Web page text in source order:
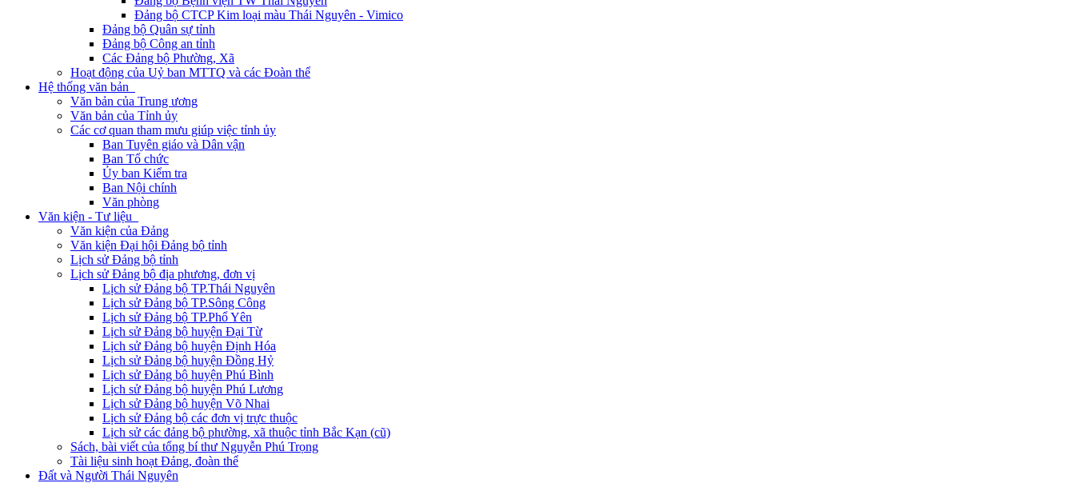
Đảng bộ CTCP Kim loại màu Thái Nguyên - Vimico
Đảng bộ Quân sự tỉnh
Đảng bộ Công an tỉnh
Các Đảng bộ Phường, Xã
Hoạt động của Uỷ ban MTTQ và các Đoàn thể
Hệ thống văn bản
Văn bản của Trung ương
Văn bản của Tỉnh ủy
Các cơ quan tham mưu giúp việc tỉnh ủy
Ban Tuyên giáo và Dân vận
Ban Tổ chức
Ủy ban Kiểm tra
Ban Nội chính
Văn phòng
Văn kiện - Tư liệu
Văn kiện của Đảng
Văn kiện Đại hội Đảng bộ tỉnh
Lịch sử Đảng bộ tỉnh
Lịch sử Đảng bộ địa phương, đơn vị
Lịch sử Đảng bộ TP.Thái Nguyên
Lịch sử Đảng bộ TP.Sông Công
Lịch sử Đảng bộ TP.Phổ Yên
Lịch sử Đảng bộ huyện Đại Từ
Lịch sử Đảng bộ huyện Định Hóa
Lịch sử Đảng bộ huyện Đồng Hỷ
Lịch sử Đảng bộ huyện Phú Bình
Lịch sử Đảng bộ huyện Phú Lương
Lịch sử Đảng bộ huyện Võ Nhai
Lịch sử Đảng bộ các đơn vị trực thuộc
Lịch sử các đảng bộ phường, xã thuộc tỉnh Bắc Kạn (cũ)
Sách, bài viết của tổng bí thư Nguyễn Phú Trọng
Tài liệu sinh hoạt Đảng, đoàn thể
Đất và Người Thái Nguyên